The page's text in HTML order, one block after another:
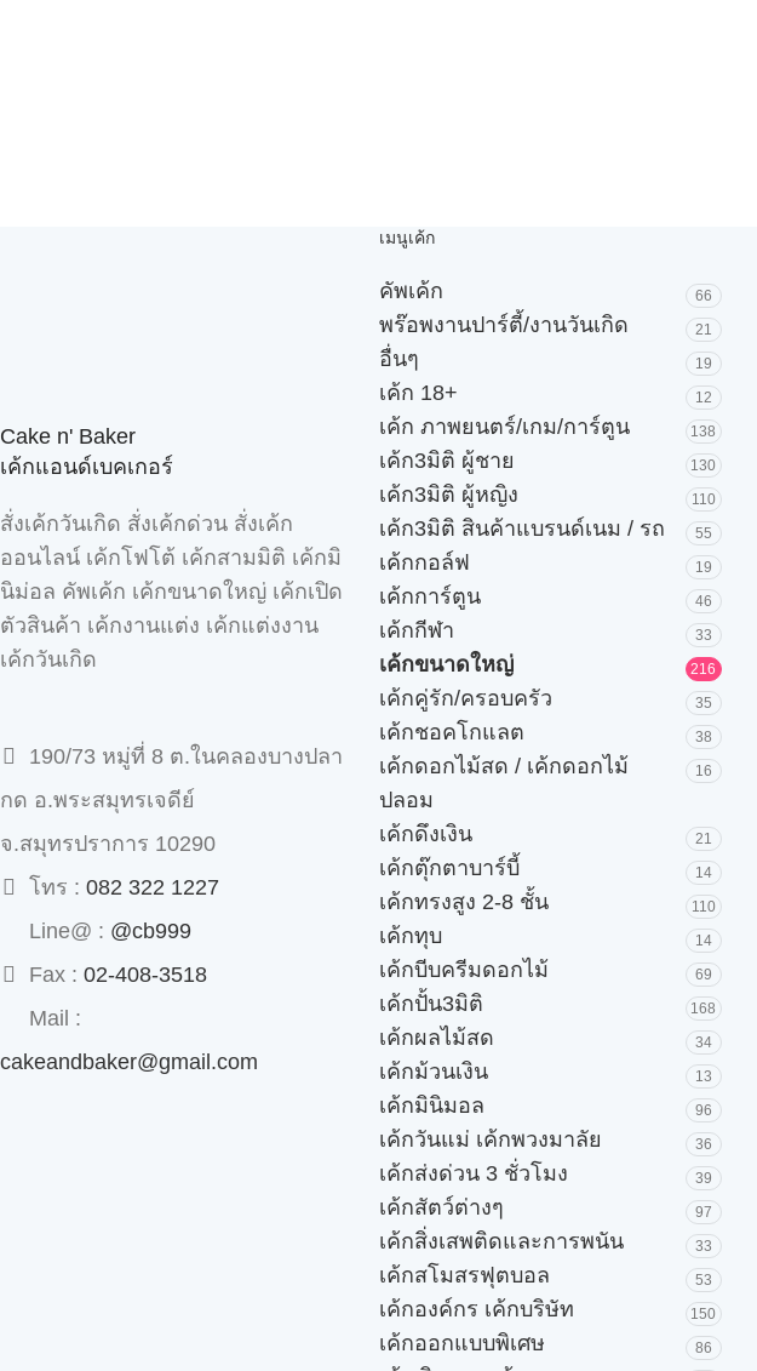
Cake n' Baker
เค้กแอนด์เบคเกอร์
สั่งเค้กวันเกิด สั่งเค้กด่วน สั่งเค้ก
ออนไลน์ เค้กโฟโต้ เค้กสามมิติ เค้กมิ
นิม่อล คัพเค้ก เค้กขนาดใหญ่ เค้กเปิด
ตัวสินค้า เค้กงานแต่ง เค้กแต่งงาน
เค้กวันเกิด
190/73 หมู่ที่ 8 ต.ในคลองบางปลา
กด อ.พระสมุทรเจดีย์
จ.สมุทรปราการ 10290
โทร : 082 322 1227
Line@ : @cb999
Fax : 02-408-3518
Mail :
cakeandbaker@gmail.com
เมนูเค้ก
คัพเค้ก 66
พร๊อพงานปาร์ตี้/งานวันเกิด 21
อื่นๆ 19
เค้ก 18+ 12
เค้ก ภาพยนตร์/เกม/การ์ตูน 138
เค้ก3มิติ ผู้ชาย 130
เค้ก3มิติ ผู้หญิง 110
เค้ก3มิติ สินค้าแบรนด์เนม / รถ 55
เค้กกอล์ฟ 19
เค้กการ์ตูน 46
เค้กกีฬา 33
เค้กขนาดใหญ่ 216
เค้กคู่รัก/ครอบครัว 35
เค้กชอคโกแลต 38
เค้กดอกไม้สด / เค้กดอกไม้
ปลอม
16
เค้กดึงเงิน 21
เค้กตุ๊กตาบาร์บี้ 14
เค้กทรงสูง 2-8 ชั้น 110
เค้กทุบ 14
เค้กบีบครีมดอกไม้ 69
เค้กปั้น3มิติ 168
เค้กผลไม้สด 34
เค้กม้วนเงิน 13
เค้กมินิมอล 96
เค้กวันแม่ เค้กพวงมาลัย 36
เค้กส่งด่วน 3 ชั่วโมง 39
เค้กสัตว์ต่างๆ 97
เค้กสิ่งเสพติดและการพนัน 33
เค้กสโมสรฟุตบอล 53
เค้กองค์กร เค้กบริษัท 150
เค้กออกแบบพิเศษ 86